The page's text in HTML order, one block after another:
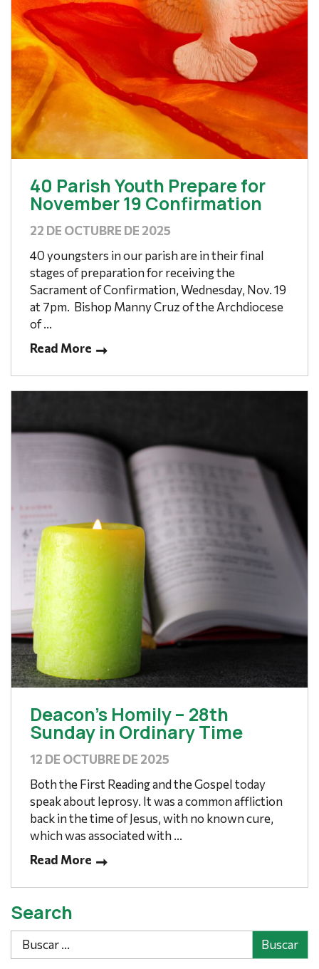
40 Parish Youth Prepare for
November 19 Confirmation
22 DE OCTUBRE DE 2025
40 youngsters in our parish are in their final
stages of preparation for receiving the
Sacrament of Confirmation, Wednesday, Nov. 19
at 7pm. Bishop Manny Cruz of the Archdiocese
of ...
Read More
Deacon’s Homily – 28th
Sunday in Ordinary Time
12 DE OCTUBRE DE 2025
Both the First Reading and the Gospel today
speak about leprosy. It was a common affliction
back in the time of Jesus, with no known cure,
which was associated with ...
Read More
Search
Buscar